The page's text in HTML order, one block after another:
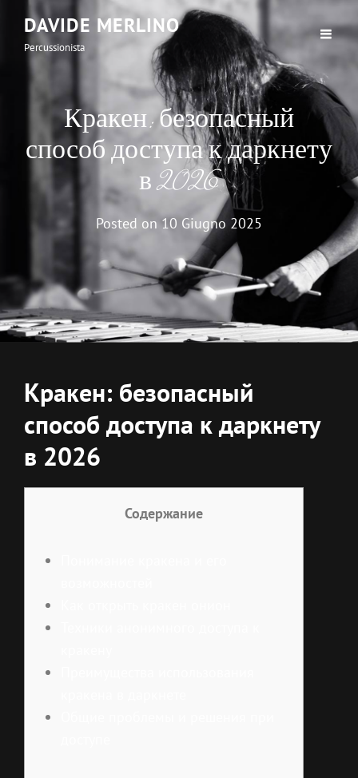
DAVIDE MERLINO
Percussionista
Кракен: безопасный
способ доступа к даркнету
в 2026
Posted on 10 Giugno 2025
Кракен: безопасный
способ доступа к даркнету
в 2026
Содержание